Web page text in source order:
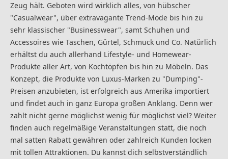
Zeug hält. Geboten wird wirklich alles, von hübscher
"Casualwear", über extravagante Trend-Mode bis hin zu
sehr klassischer "Businesswear", samt Schuhen und
Accessoires wie Taschen, Gürtel, Schmuck und Co. Natürlich
erhältst du auch allerhand Lifestyle- und Homewear-
Produkte aller Art, von Kochtöpfen bis hin zu Möbeln. Das
Konzept, die Produkte von Luxus-Marken zu "Dumping"-
Preisen anzubieten, ist erfolgreich aus Amerika importiert
und findet auch in ganz Europa großen Anklang. Denn wer
zahlt nicht gerne möglichst wenig für möglichst viel? Weiter
finden auch regelmäßige Veranstaltungen statt, die noch
mal satten Rabatt gewähren oder zahlreich Kunden locken
mit tollen Attraktionen. Du kannst dich selbstverständlich